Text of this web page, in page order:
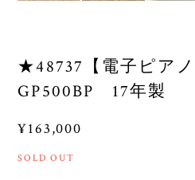
★48737【電子ピア
GP500BP 17年製
¥163,000
SOLD OUT